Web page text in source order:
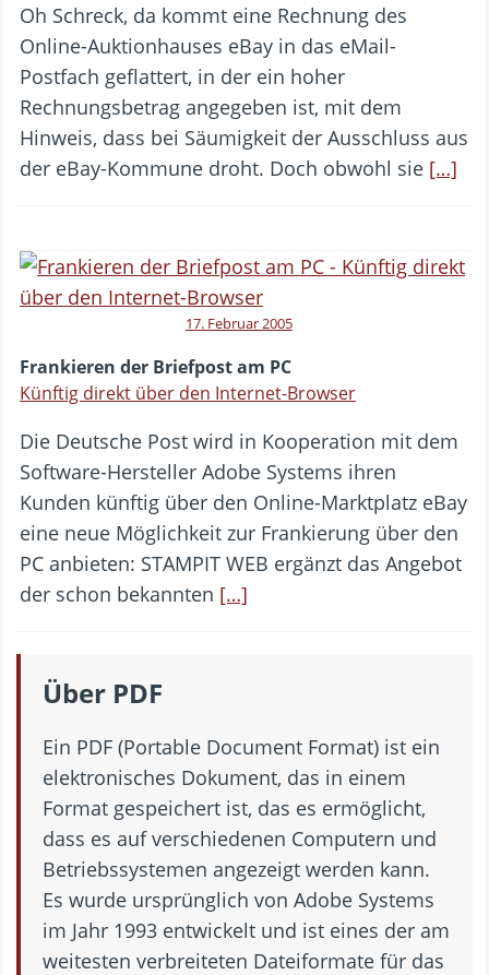
Oh Schreck, da kommt eine Rechnung des
Online-Auktionhauses eBay in das eMail-
Postfach geflattert, in der ein hoher
Rechnungsbetrag angegeben ist, mit dem
Hinweis, dass bei Säumigkeit der Ausschluss aus
der eBay-Kommune droht. Doch obwohl sie […]
17. Februar 2005
Frankieren der Briefpost am PC
Künftig direkt über den Internet-Browser
Die Deutsche Post wird in Kooperation mit dem
Software-Hersteller Adobe Systems ihren
Kunden künftig über den Online-Marktplatz eBay
eine neue Möglichkeit zur Frankierung über den
PC anbieten: STAMPIT WEB ergänzt das Angebot
der schon bekannten […]
Über PDF
Ein PDF (Portable Document Format) ist ein
elektronisches Dokument, das in einem
Format gespeichert ist, das es ermöglicht,
dass es auf verschiedenen Computern und
Betriebssystemen angezeigt werden kann.
Es wurde ursprünglich von Adobe Systems
im Jahr 1993 entwickelt und ist eines der am
weitesten verbreiteten Dateiformate für das